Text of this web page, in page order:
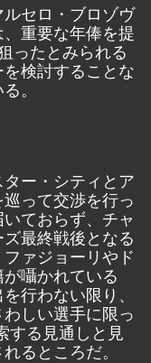
セロ・ブロゾヴ
重要な年俸を提
ったとみられる
検討することな
。
ー・シティとア
って交渉を行っ
ておらず、チャ
最終戦後となる
ァジョーリやド
囁かれている
行わない限り、
しい選手に限っ
する見通しと見
るところだ。